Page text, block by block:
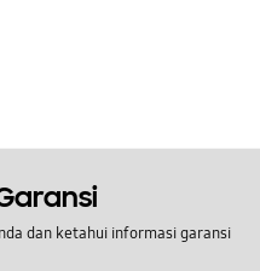
dan ketahui informasi garansi